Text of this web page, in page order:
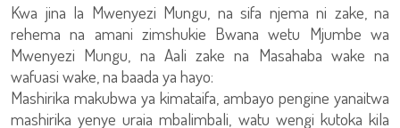
Kwa jina la Mwenyezi Mungu, na sifa njema ni zake, na
rehema na amani zimshukie Bwana wetu Mjumbe wa
Mwenyezi Mungu, na Aali zake na Masahaba wake na
wafuasi wake, na baada ya hayo:
Mashirika makubwa ya kimataifa, ambayo pengine yanaitwa
mashirika yenye uraia mbalimbali, watu wengi kutoka kila